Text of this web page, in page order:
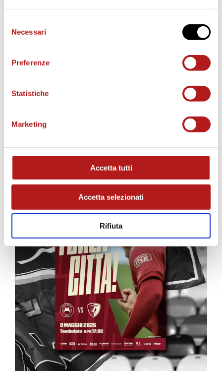
delNecessari
Preferenze
Statistiche
Marketing
Accetta tutti
Accetta selezionati
Rifiuta